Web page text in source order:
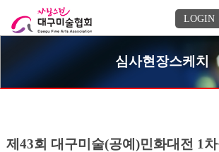
LOGIN
심사현장스케치
제43회 대구미술(공예)민화대전 1